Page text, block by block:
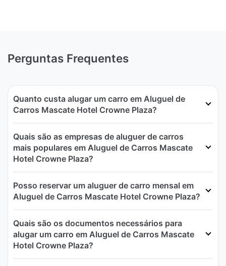
Perguntas Frequentes
Quanto custa alugar um carro em Aluguel de
Carros Mascate Hotel Crowne Plaza?
Quais são as empresas de aluguer de carros
mais populares em Aluguel de Carros Mascate
Hotel Crowne Plaza?
Posso reservar um aluguer de carro mensal em
Aluguel de Carros Mascate Hotel Crowne Plaza?
Quais são os documentos necessários para
alugar um carro em Aluguel de Carros Mascate
Hotel Crowne Plaza?